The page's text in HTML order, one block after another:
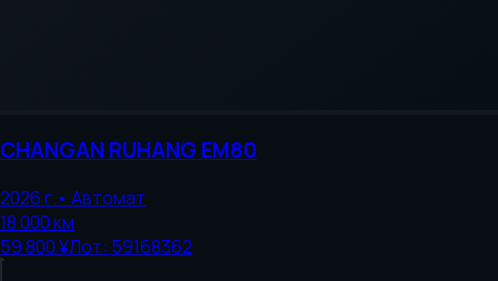
CHANGAN RUHANG EM80
2026г.• Автомат
18 000км
59 800 ¥Лот: 59168362